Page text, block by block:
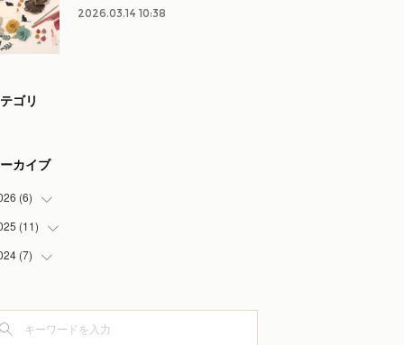
2026.03.14 10:38
ゴリ
カイブ
(6)
(3
(
)
(11)
(
)
(1)
(
(7)
(1)
(